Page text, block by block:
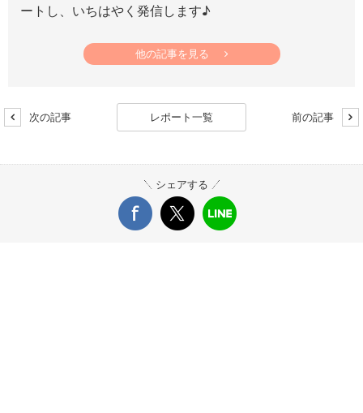
ートし、いちはやく発信します♪
他の記事を見る
次の記事 レポート一覧 前の記事
シェアする